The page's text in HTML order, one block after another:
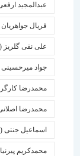
عبدالمجید ارفعی(3)
فریال جواهریان(2)
علی نقی گلریز(2)
جواد میرحسینی(2)
محمدرضا کارگر(2)
محمدرضا اصلانی(2)
اسماعیل جنتی(2)
محمدکریم پیرنیا (2)